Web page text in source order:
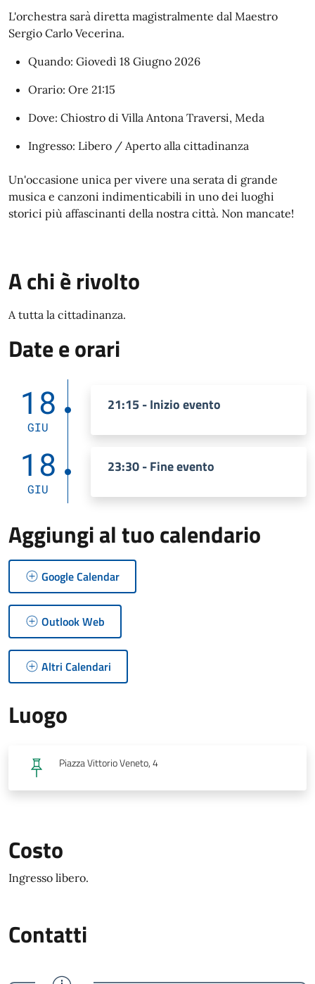
L'orchestra sarà diretta magistralmente dal Maestro
Sergio Carlo Vecerina.
Quando: Giovedì 18 Giugno 2026
Orario: Ore 21:15
Dove: Chiostro di Villa Antona Traversi, Meda
Ingresso: Libero / Aperto alla cittadinanza
Un'occasione unica per vivere una serata di grande
musica e canzoni indimenticabili in uno dei luoghi
storici più affascinanti della nostra città. Non mancate!
A chi è rivolto
A tutta la cittadinanza.
Date e orari
18
GIU
21:15 - Inizio evento
18
GIU
23:30 - Fine evento
Aggiungi al tuo calendario
Google Calendar
Outlook Web
Altri Calendari
Luogo
Piazza Vittorio Veneto, 4
Costo
Ingresso libero.
Contatti